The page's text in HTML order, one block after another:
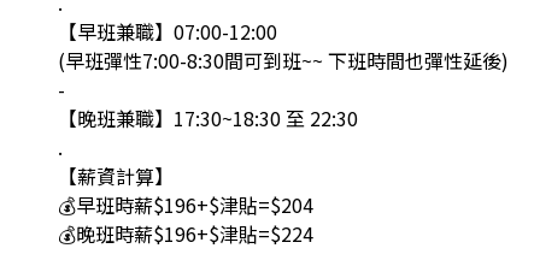
【早班兼職】07:00-12:00
(早班彈性7:00-8:30間可到班~~ 下班時間也彈性延後)
-
【晚班兼職】17:30~18:30 至 22:30
.
【薪資計算】
💰早班時薪$196+$津貼=$204
💰晚班時薪$196+$津貼=$224